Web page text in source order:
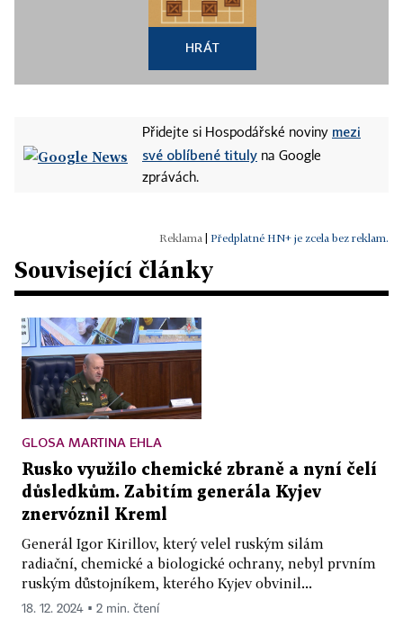
HRÁT
Přidejte si Hospodářské noviny mezi
své oblíbené tituly na Google
zprávách.
Předplatné HN+ je zcela bez reklam.
Související články
GLOSA MARTINA EHLA
Rusko využilo chemické zbraně a nyní čelí
důsledkům. Zabitím generála Kyjev
znervóznil Kreml
Generál Igor Kirillov, který velel ruským silám
radiační, chemické a biologické ochrany, nebyl prvním
ruským důstojníkem, kterého Kyjev obvinil...
18. 12. 2024 ▪ 2 min. čtení